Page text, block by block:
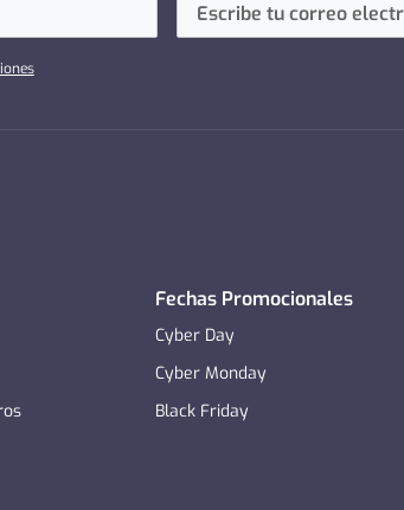
Fechas Promocionales
Cyber Day
Cyber Monday
Black Friday